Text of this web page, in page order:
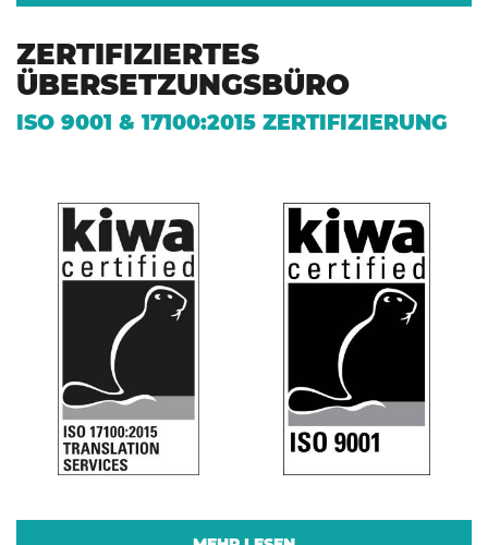
ZERTIFIZIERTES
ÜBERSETZUNGSBÜRO
ISO 9001 & 17100:2015 ZERTIFIZIERUNG